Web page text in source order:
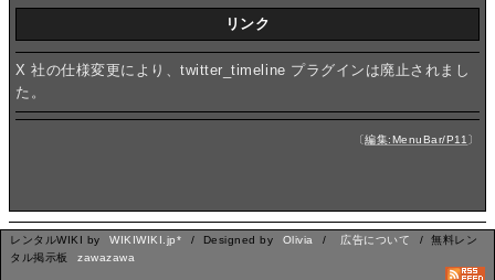
リンク
X 社の仕様変更により、twitter_timeline プラグインは廃止されまし
た。
〔編集:MenuBar/P11 〕
レンタルWIKI by WIKIWIKI.jp* / Designed by Olivia / 広告について
/ 無料レン
タル掲示板
zawazawa